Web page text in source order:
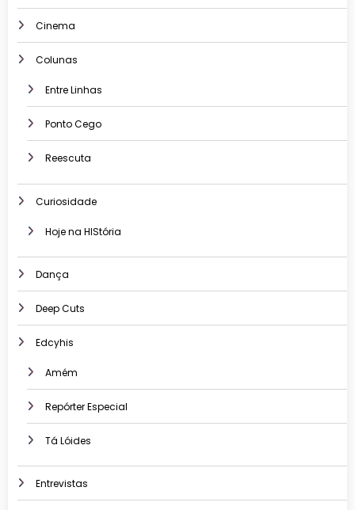
Cinema
Colunas
Entre Linhas
Ponto Cego
Reescuta
Curiosidade
Hoje na HIStória
Dança
Deep Cuts
Edcyhis
Amém
Repórter Especial
Tá Lóides
Entrevistas